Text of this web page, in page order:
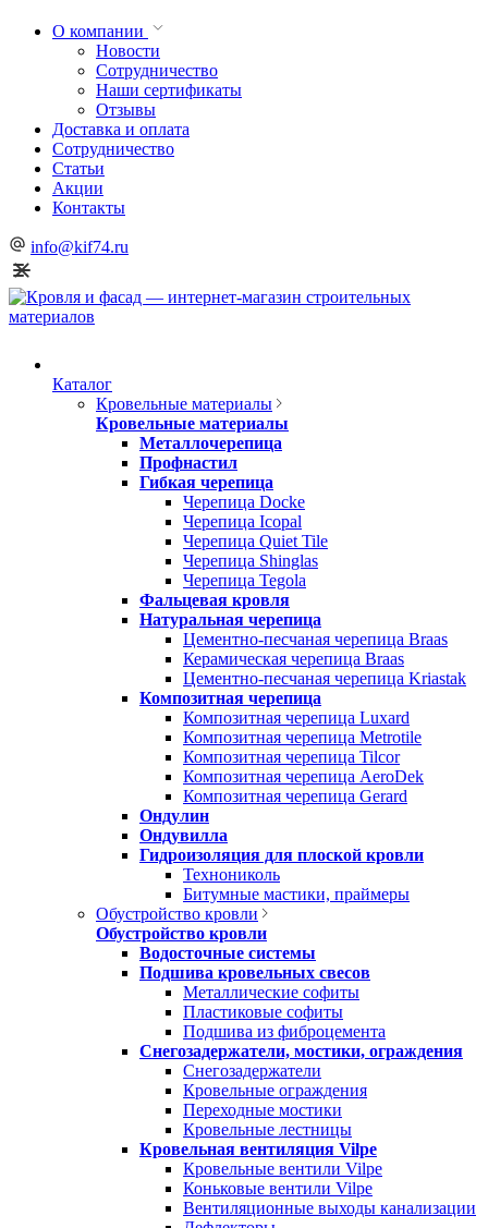
О компании
Новости
Сотрудничество
Наши сертификаты
Отзывы
Доставка и оплата
Сотрудничество
Статьи
Акции
Контакты
info@kif74.ru
Каталог
Кровельные материалы
Кровельные материалы
Металлочерепица
Профнастил
Гибкая черепица
Черепица Docke
Черепица Icopal
Черепица Quiet Tile
Черепица Shinglas
Черепица Tegola
Фальцевая кровля
Натуральная черепица
Цементно-песчаная черепица Braas
Керамическая черепица Braas
Цементно-песчаная черепица Kriastak
Композитная черепица
Композитная черепица Luxard
Композитная черепица Metrotile
Композитная черепица Tilcor
Композитная черепица AeroDek
Композитная черепица Gerard
Ондулин
Ондувилла
Гидроизоляция для плоской кровли
Технониколь
Битумные мастики, праймеры
Обустройство кровли
Обустройство кровли
Водосточные системы
Подшива кровельных свесов
Металлические софиты
Пластиковые софиты
Подшива из фиброцемента
Снегозадержатели, мостики, ограждения
Снегозадержатели
Кровельные ограждения
Переходные мостики
Кровельные лестницы
Кровельная вентиляция Vilpe
Кровельные вентили Vilpe
Коньковые вентили Vilpe
Вентиляционные выходы канализации